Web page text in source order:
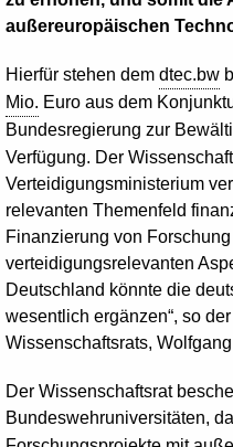
außereuropäischen
Hierfür stehen dem dtec.bw
Mio. Euro aus dem
Bundesregierung zur
Verfügung. Der
Verteidigungsministerium
relevanten Themenfeld
Finanzierung von
verteidigungsrelevanten
Deutschland könnte die
wesentlich ergänzen“, so
Wissenschaftsrats,
Der Wissenschaftsrat
Bundeswehruniversitäten,